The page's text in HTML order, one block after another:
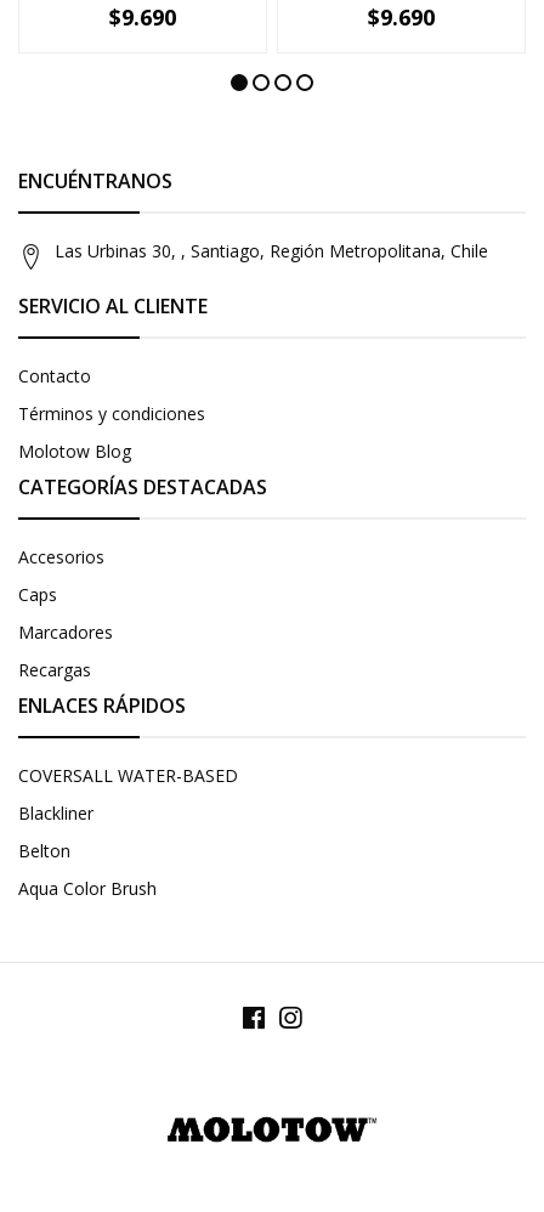
+
$9.690 +
$9.690
ENCUÉNTRANOS
Las Urbinas 30, , Santiago, Región Metropolitana, Chile
SERVICIO AL CLIENTE
Contacto
Términos y condiciones
Molotow Blog
CATEGORÍAS DESTACADAS
Accesorios
Caps
Marcadores
Recargas
ENLACES RÁPIDOS
COVERSALL WATER-BASED
Blackliner
Belton
Aqua Color Brush